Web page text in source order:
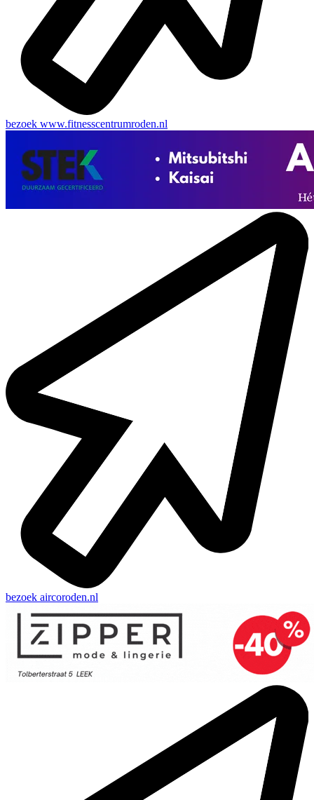
bezoek www.fitnesscentrumroden.nl
bezoek aircoroden.nl